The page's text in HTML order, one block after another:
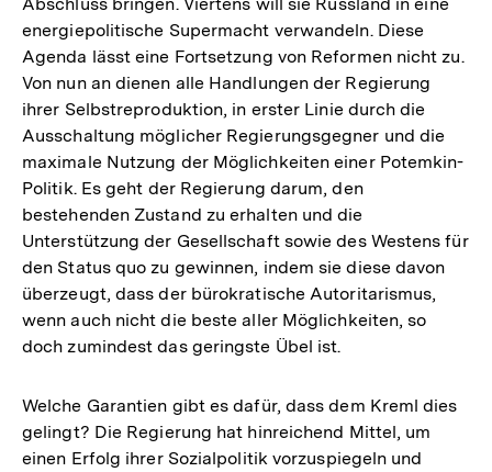
energiepolitische Supermacht verwandeln. Diese
Agenda lässt eine Fortsetzung von Reformen nicht zu.
Von nun an dienen alle Handlungen der Regierung
ihrer Selbstreproduktion, in erster Linie durch die
Ausschaltung möglicher Regierungsgegner und die
maximale Nutzung der Möglichkeiten einer Potemkin-
Politik. Es geht der Regierung darum, den
bestehenden Zustand zu erhalten und die
Unterstützung der Gesellschaft sowie des Westens für
den Status quo zu gewinnen, indem sie diese davon
überzeugt, dass der bürokratische Autoritarismus,
wenn auch nicht die beste aller Möglichkeiten, so
doch zumindest das geringste Übel ist.
Welche Garantien gibt es dafür, dass dem Kreml dies
gelingt? Die Regierung hat hinreichend Mittel, um
einen Erfolg ihrer Sozialpolitik vorzuspiegeln und